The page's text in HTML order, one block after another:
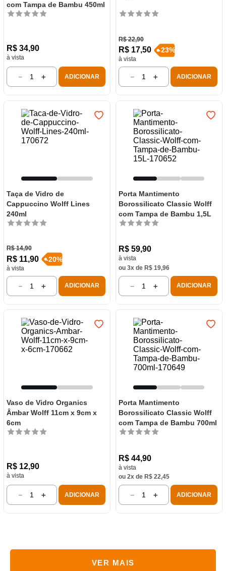
com Tampa de Bambu 450ml
R$ 34,90
à vista
＋
－ ADICIONAR
R$ 22,90
R$ 17,50
à vista
-23%
＋
－ ADICIONAR
Taça de Vidro de
Cappuccino Wolff Lines
240ml
R$ 14,90
R$ 11,90
à vista
-20%
＋
－ ADICIONAR
Porta Mantimento
Borossilicato Classic Wolff
com Tampa de Bambu 1,5L
R$ 59,90
à vista
ou 3x de R$ 19,96
＋
－ ADICIONAR
Vaso de Vidro Organics
Âmbar Wolff 11cm x 9cm x
6cm
R$ 12,90
à vista
＋
－ ADICIONAR
Porta Mantimento
Borossilicato Classic Wolff
com Tampa de Bambu 700ml
R$ 44,90
à vista
ou 2x de R$ 22,45
＋
－ ADICIONAR